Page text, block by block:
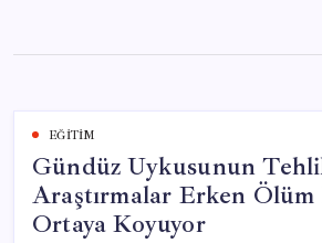
content
EĞITIM
Gündüz Uykusunun
Araştırmalar Erken
Ortaya Koyuyor